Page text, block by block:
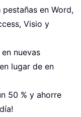
en Word,
Visio y
nuevas
lugar de en
50 % y ahorre